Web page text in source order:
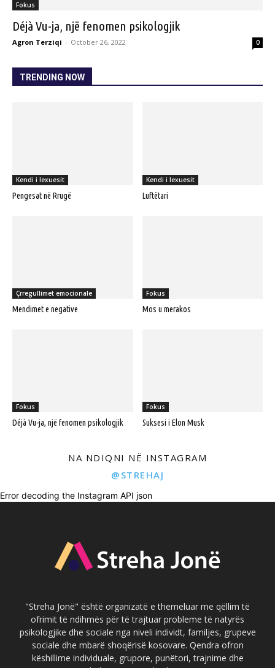
Fokus
Déjà Vu-ja, një fenomen psikologjik
Agron Terziqi - October 26, 2022 0
TRENDING NOW
Kendi i lexuesit
Pengesat në Rrugë
Kendi i lexuesit
Luftëtari
Çrregullimet emocionale
Mendimet e negative
Fokus
Mos u merakos
Fokus
Déjà Vu-ja, një fenomen psikologjik
Fokus
Suksesi i Elon Musk
NA NDIQNI NË INSTAGRAM
@STREHAJ
Error decoding the Instagram API json
"Streha Jonë" është organizatë e themeluar me qëllim të
ofrimit të ndihmës për të trajtuar probleme të natyrës
psikologjike dhe sociale nga niveli individt, familjes, grupeve
sociale dhe mbarë shoqërisë kosovare. Qendra ofron
këshillime individuale, grupore, punëtori, trajnime dhe